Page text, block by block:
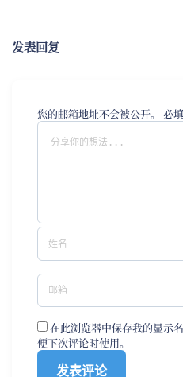
发表回复
您的邮箱地址不会被公开。 必
在此浏览器中保存我的显示
便下次评论时使用。